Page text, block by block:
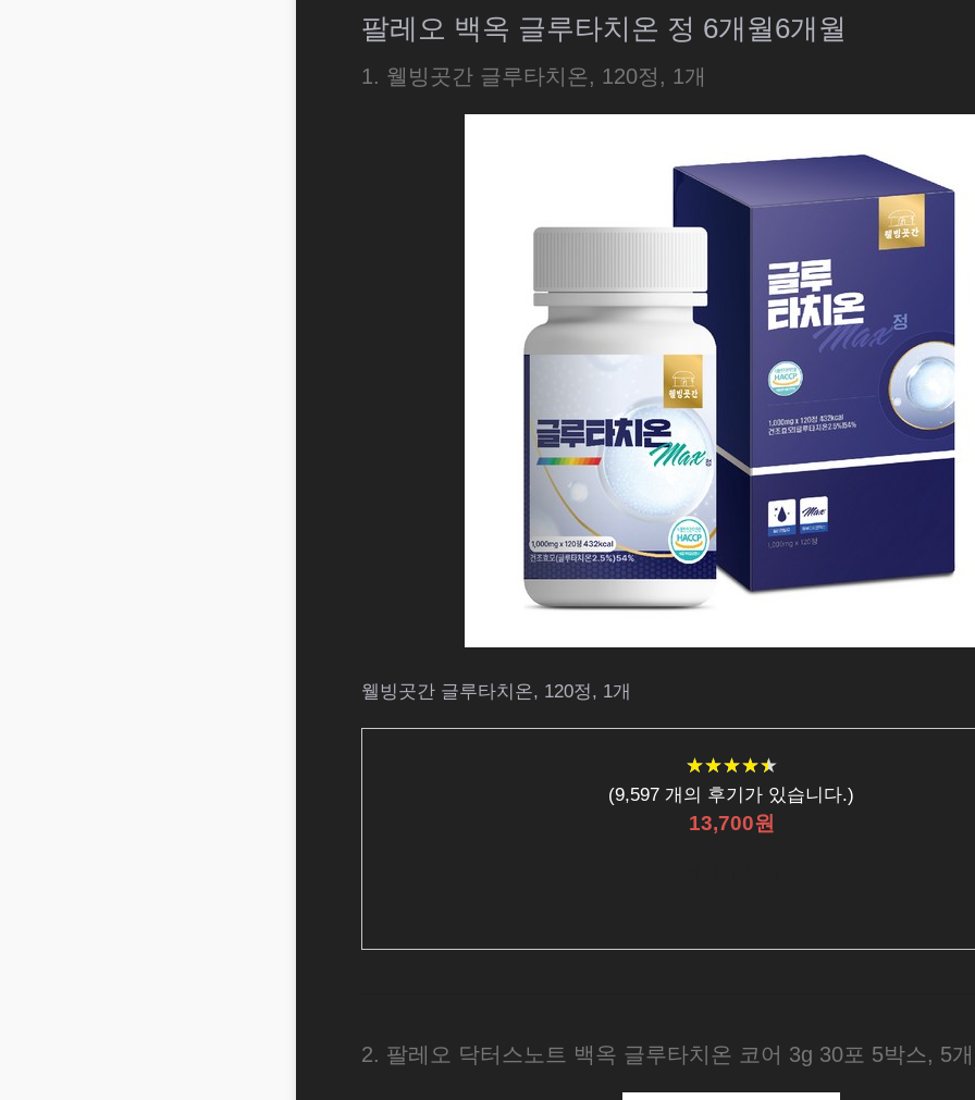
팔레오 백옥 글루타치온 정 6개월6개월
1. 웰빙곳간 글루타치온, 120정, 1개
웰빙곳간 글루타치온, 120정, 1개
★★★★★
★★★★★
(9,597 개의 후기가 있습니다.)
13,700원
2. 팔레오 닥터스노트 백옥 글루타치온 코어 3g 30포 5박스, 5